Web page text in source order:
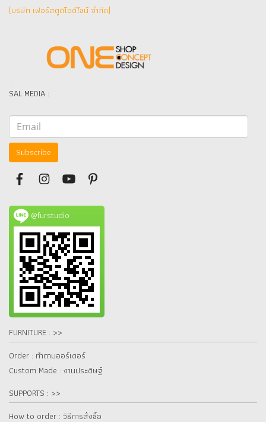
(บริษัท เฟอร์สตูดิโอดีไซน์ จำกัด]
SAL MEDIA :
Subscribe
@furstudio
FURNITURE : >>
Order : ทำตามออร์เดอร์
Custom Made : งานประดิษฐ์
SUPPORTS : >>
How to order : วิธีการสั่งซื้อ